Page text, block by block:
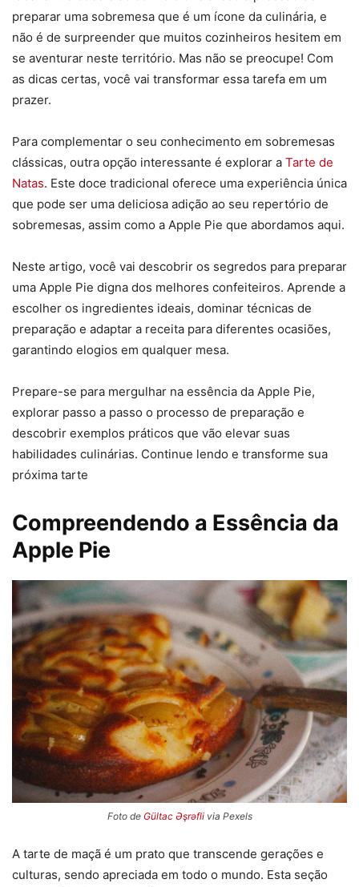
preparar uma sobremesa que é um ícone da culinária, e
não é de surpreender que muitos cozinheiros hesitem em
se aventurar neste território. Mas não se preocupe! Com
as dicas certas, você vai transformar essa tarefa em um
prazer.
Para complementar o seu conhecimento em sobremesas
clássicas, outra opção interessante é explorar a Tarte de
Natas. Este doce tradicional oferece uma experiência única
que pode ser uma deliciosa adição ao seu repertório de
sobremesas, assim como a Apple Pie que abordamos aqui.
Neste artigo, você vai descobrir os segredos para preparar
uma Apple Pie digna dos melhores confeiteiros. Aprende a
escolher os ingredientes ideais, dominar técnicas de
preparação e adaptar a receita para diferentes ocasiões,
garantindo elogios em qualquer mesa.
Prepare-se para mergulhar na essência da Apple Pie,
explorar passo a passo o processo de preparação e
descobrir exemplos práticos que vão elevar suas
habilidades culinárias. Continue lendo e transforme sua
próxima tarte
Compreendendo a Essência da
Apple Pie
Foto de Gültac Əşrəflivia Pexels
A tarte de maçã é um prato que transcende gerações e
culturas, sendo apreciada em todo o mundo. Esta seção